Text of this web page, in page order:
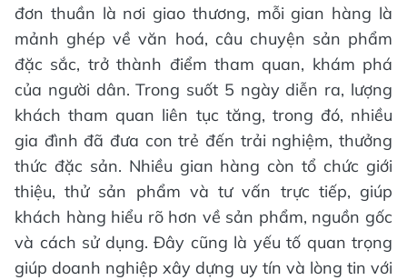
đơn thuần là nơi giao thương, mỗi gian hàng là
mảnh ghép về văn hoá, câu chuyện sản phẩm
đặc sắc, trở thành điểm tham quan, khám phá
của người dân. Trong suốt 5 ngày diễn ra, lượng
khách tham quan liên tục tăng, trong đó, nhiều
gia đình đã đưa con trẻ đến trải nghiệm, thưởng
thức đặc sản. Nhiều gian hàng còn tổ chức giới
thiệu, thử sản phẩm và tư vấn trực tiếp, giúp
khách hàng hiểu rõ hơn về sản phẩm, nguồn gốc
và cách sử dụng. Đây cũng là yếu tố quan trọng
giúp doanh nghiệp xây dựng uy tín và lòng tin với